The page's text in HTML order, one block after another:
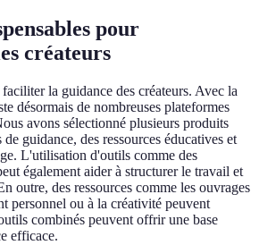
pour
créateurs
la guidance des créateurs. Avec la
désormais de nombreuses plateformes
avons sélectionné plusieurs produits
guidance, des ressources éducatives et
L'utilisation d'outils comme des
également aider à structurer le travail et
outre, des ressources comme les ouvrages
personnel ou à la créativité peuvent
combinés peuvent offrir une base
efficace.